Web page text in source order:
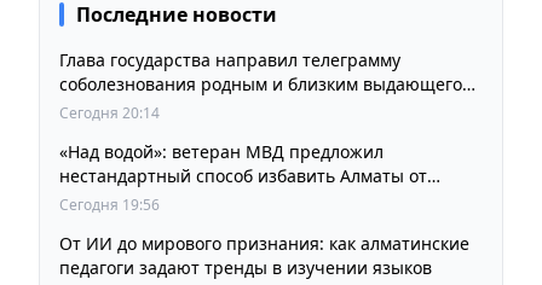
Последние новости
Глава государства направил телеграмму
соболезнования родным и близким выдающегося
кинорежиссера Ардака Амиркулова
Сегодня 20:14
«Над водой»: ветеран МВД предложил
нестандартный способ избавить Алматы от
пробок и смога
Сегодня 19:56
От ИИ до мирового признания: как алматинские
педагоги задают тренды в изучении языков